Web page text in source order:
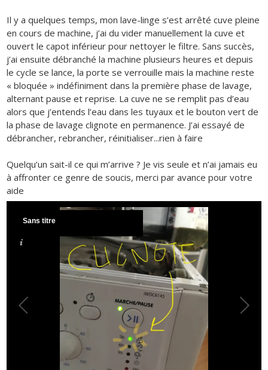
Il y a quelques temps, mon lave-linge s’est arrêté cuve pleine
en cours de machine, j’ai du vider manuellement la cuve et
ouvert le capot inférieur pour nettoyer le filtre. Sans succès,
j’ai ensuite débranché la machine plusieurs heures et depuis
le cycle se lance, la porte se verrouille mais la machine reste
« bloquée » indéfiniment dans la première phase de lavage,
alternant pause et reprise. La cuve ne se remplit pas d’eau
alors que j’entends l’eau dans les tuyaux et le bouton vert de
la phase de lavage clignote en permanence. J’ai essayé de
débrancher, rebrancher, réinitialiser...rien à faire
Quelqu’un sait-il ce qui m’arrive ? Je vis seule et n’ai jamais eu
à affronter ce genre de soucis, merci par avance pour votre
aide
Sans titre